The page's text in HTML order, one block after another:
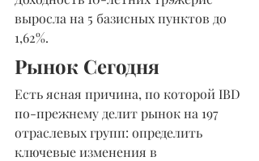
выросла на 5 базисных пунктов до
1,62%.
Рынок Сегодня
Есть ясная причина, по которой IBD
по-прежнему делит рынок на 197
отраслевых групп: определить
ключевые изменения в